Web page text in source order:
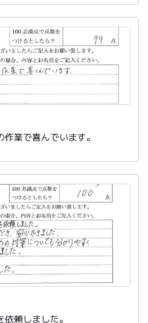
ません。
業で喜んでいます。
頼しました。